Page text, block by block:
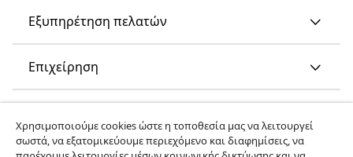
Εξυπηρέτηση πελατών
Επιχείρηση
Χρησιμοποιούμε cookies ώστε η τοποθεσία μας να λειτουργεί
σωστά, να εξατομικεύουμε περιεχόμενο και διαφημίσεις, να